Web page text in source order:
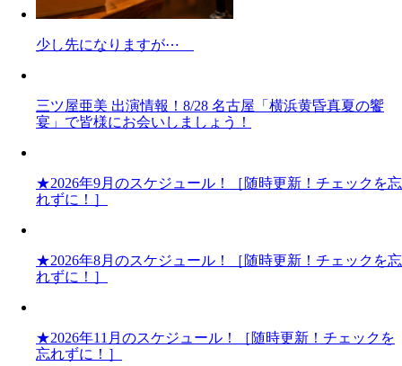
少し先になりますが⋯
三ツ屋亜美 出演情報！8/28 名古屋「横浜黄昏真夏の饗
宴」で皆様にお会いしましょう！
★2026年9月のスケジュール！［随時更新！チェックを忘
れずに！］
★2026年8月のスケジュール！［随時更新！チェックを忘
れずに！］
★2026年11月のスケジュール！［随時更新！チェックを
忘れずに！］